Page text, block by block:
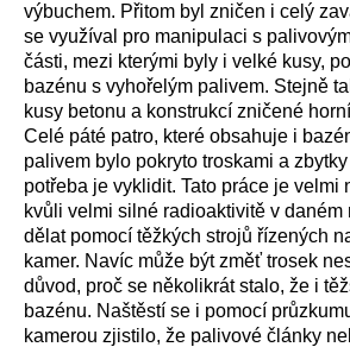
výbuchem. Přitom byl zničen i celý
se využíval pro manipulaci s
části, mezi kterými byly i velké kusy,
bazénu s vyhořelým palivem. Stejně
kusy betonu a konstrukcí zničené
Celé páté patro, které obsahuje i
palivem bylo pokryto troskami a
potřeba je vyklidit. Tato práce je velmi
kvůli velmi silné radioaktivitě v daném
dělat pomocí těžkých strojů řízených
kamer. Navíc může být změť trosek
důvod, proč se několikrát stalo, že i
bazénu. Naštěstí se i pomocí
kamerou zjistilo, že palivové články